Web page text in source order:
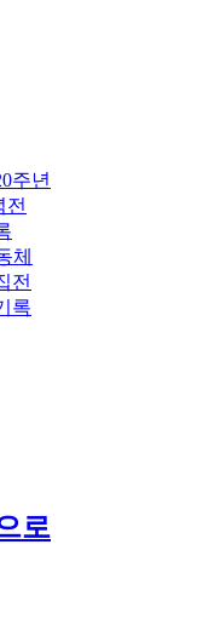
주년
전
체
전
록
로